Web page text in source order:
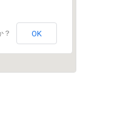
？ OK